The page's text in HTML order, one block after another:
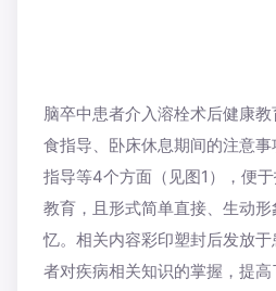
脑卒中患者介入溶栓术后健康
食指导、卧床休息期间的注意
指导等4个方面（见图1），便
教育，且形式简单直接、生动
忆。 相关内容彩印塑封后发放
者对疾病相关知识的掌握，提